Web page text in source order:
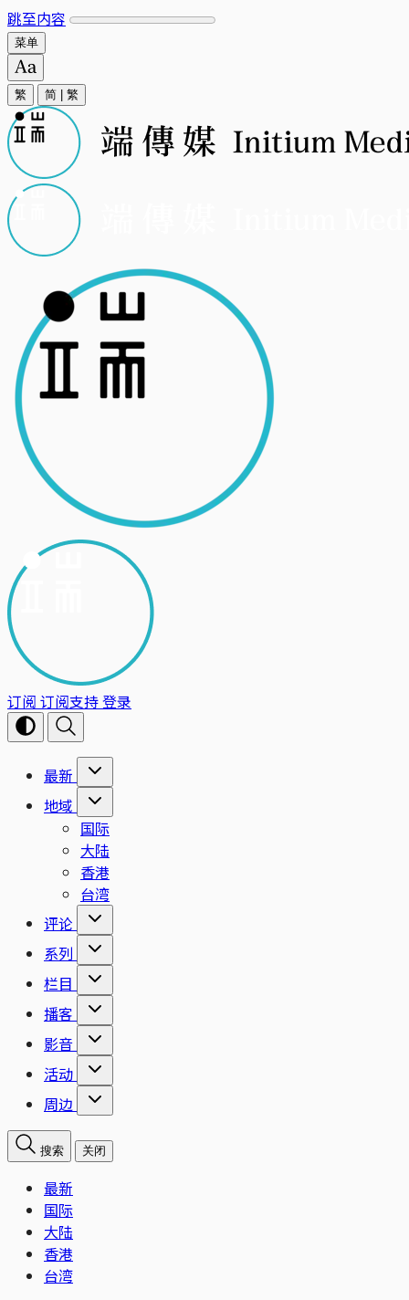
跳至内容
菜单
繁 简 繁
订阅 订阅支持登录
最新
地域
国际
大陆
香港
台湾
评论
系列
栏目
播客
影音
活动
周边
搜索 关闭
最新
国际
大陆
香港
台湾